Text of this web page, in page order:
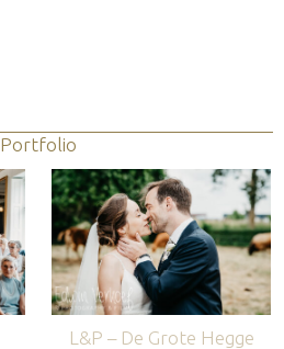
Portfolio
L&P – De Grote Hegge